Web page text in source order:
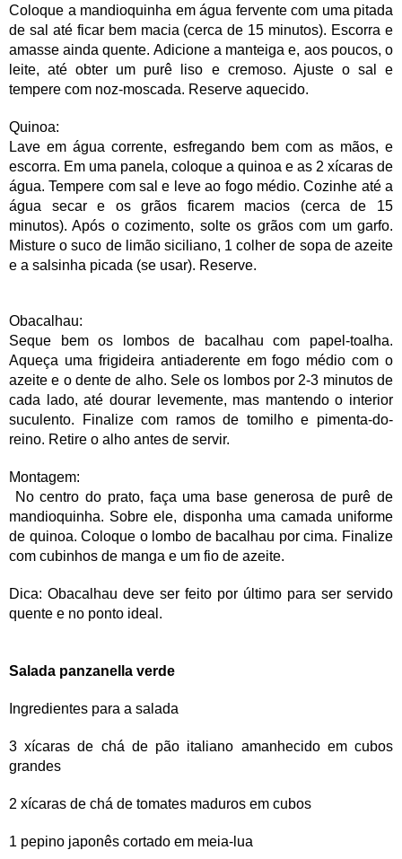
Coloque a mandioquinha em água fervente com uma pitada
de sal até ficar bem macia (cerca de 15 minutos). Escorra e
amasse ainda quente. Adicione a manteiga e, aos poucos, o
leite, até obter um purê liso e cremoso. Ajuste o sal e
tempere com noz-moscada. Reserve aquecido.
Quinoa:
Lave em água corrente, esfregando bem com as mãos, e
escorra. Em uma panela, coloque a quinoa e as 2 xícaras de
água. Tempere com sal e leve ao fogo médio. Cozinhe até a
água secar e os grãos ficarem macios (cerca de 15
minutos). Após o cozimento, solte os grãos com um garfo.
Misture o suco de limão siciliano, 1 colher de sopa de azeite
e a salsinha picada (se usar). Reserve.
Obacalhau:
Seque bem os lombos de bacalhau com papel-toalha.
Aqueça uma frigideira antiaderente em fogo médio com o
azeite e o dente de alho. Sele os lombos por 2-3 minutos de
cada lado, até dourar levemente, mas mantendo o interior
suculento. Finalize com ramos de tomilho e pimenta-do-
reino. Retire o alho antes de servir.
Montagem:
No centro do prato, faça uma base generosa de purê de
mandioquinha. Sobre ele, disponha uma camada uniforme
de quinoa. Coloque o lombo de bacalhau por cima. Finalize
com cubinhos de manga e um fio de azeite.
Dica: Obacalhau deve ser feito por último para ser servido
quente e no ponto ideal.
Salada panzanella verde
Ingredientes para a salada
3 xícaras de chá de pão italiano amanhecido em cubos
grandes
2 xícaras de chá de tomates maduros em cubos
1 pepino japonês cortado em meia-lua